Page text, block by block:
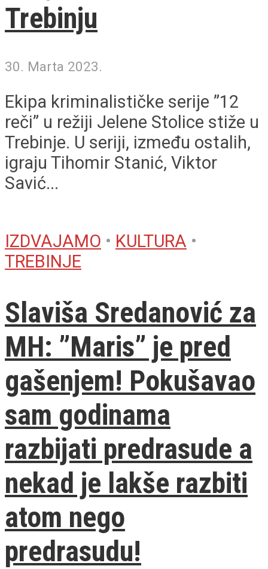
Trebinju
30. Marta 2023.
Ekipa kriminalističke serije ”12
reči” u režiji Jelene Stolice stiže u
Trebinje. U seriji, između ostalih,
igraju Tihomir Stanić, Viktor
Savić...
IZDVAJAMO • KULTURA •
TREBINJE
Slaviša Sredanović za
MH: ”Maris” je pred
gašenjem! Pokušavao
sam godinama
razbijati predrasude a
nekad je lakše razbiti
atom nego
predrasudu!